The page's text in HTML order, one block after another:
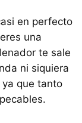
en perfecto
una
te sale
ni siquiera
que tanto